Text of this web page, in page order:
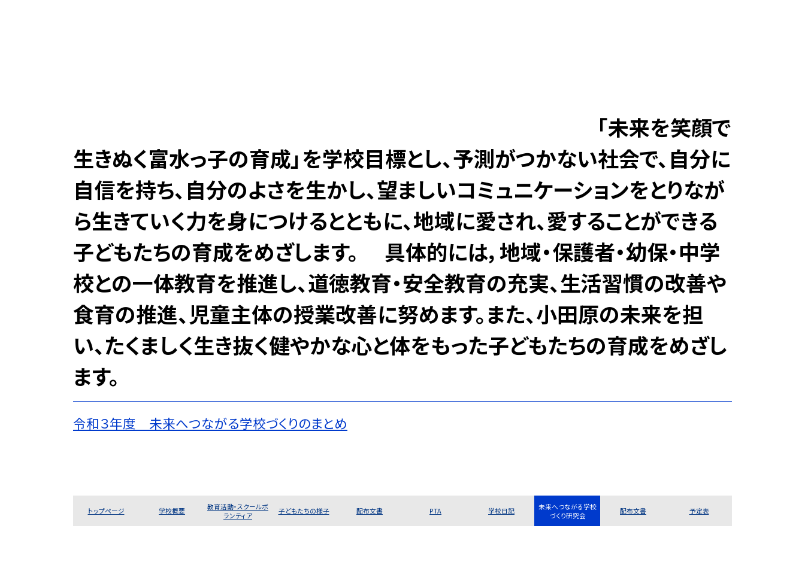
「未来を笑顔で
生きぬく富水っ子の育成」を学校目標とし、予測がつかない社会で、自分に
自信を持ち、自分のよさを生かし、望ましいコミュニケーションをとりなが
ら生きていく力を身につけるとともに、地域に愛され、愛することができる
子どもたちの育成をめざします。 具体的には，地域・保護者・幼保・中学
校との一体教育を推進し、道徳教育・安全教育の充実、生活習慣の改善や
食育の推進、児童主体の授業改善に努めます。また、小田原の未来を担
い、たくましく生き抜く健やかな心と体をもった子どもたちの育成をめざし
ます。
令和３年度 未来へつながる学校づくりのまとめ
トップページ 学校概要
教育活動・スクールボ
ランティア
子どもたちの様子 配布文書 PTA 学校日記
未来へつながる学校
づくり研究会
配布文書 予定表